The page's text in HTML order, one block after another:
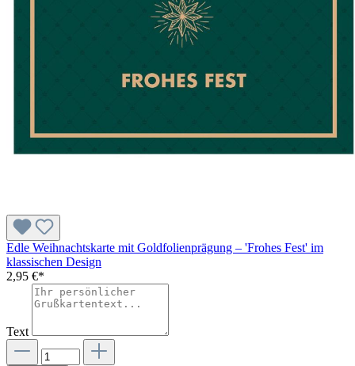
Edle Weihnachtskarte mit Goldfolienprägung – 'Frohes Fest' im
klassischen Design
2,95 €*
Text